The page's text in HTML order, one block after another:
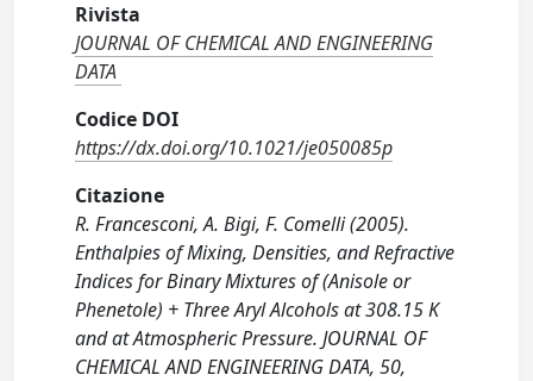
Rivista
JOURNAL OF CHEMICAL AND ENGINEERING
DATA
Codice DOI
https://dx.doi.org/10.1021/je050085p
Citazione
R. Francesconi, A. Bigi, F. Comelli (2005).
Enthalpies of Mixing, Densities, and Refractive
Indices for Binary Mixtures of (Anisole or
Phenetole) + Three Aryl Alcohols at 308.15 K
and at Atmospheric Pressure. JOURNAL OF
CHEMICAL AND ENGINEERING DATA, 50,